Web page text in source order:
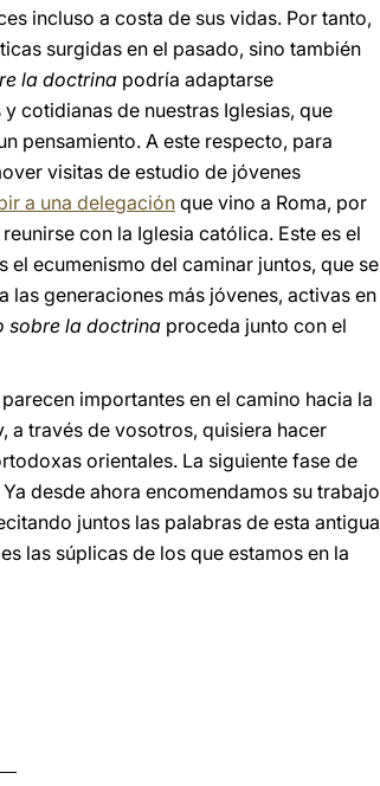
incluso a costa de sus vidas. Por tanto,
surgidas en el pasado, sino también
la doctrina podría adaptarse
cotidianas de nuestras Iglesias, que
pensamiento. A este respecto, para
visitas de estudio de jóvenes
a una delegaciónque vino a Roma, por
con la Iglesia católica. Este es el
ecumenismo del caminar juntos, que se
las generaciones más jóvenes, activas en
sobre la doctrina proceda junto con el
importantes en el camino hacia la
a través de vosotros, quisiera hacer
orientales. La siguiente fase de
desde ahora encomendamos su trabajo
juntos las palabras de esta antigua
las súplicas de los que estamos en la